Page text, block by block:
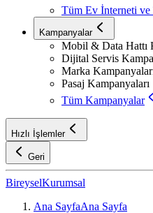
Tüm Ev İnterneti
Kampanyalar
Mobil & Data Hattı
Dijital Servis
Marka
Pasaj Kampanyaları
Tüm Kampanyalar
Hızlı İşlemler
Geri
BireyselKurumsal
Ana SayfaAna Sayfa